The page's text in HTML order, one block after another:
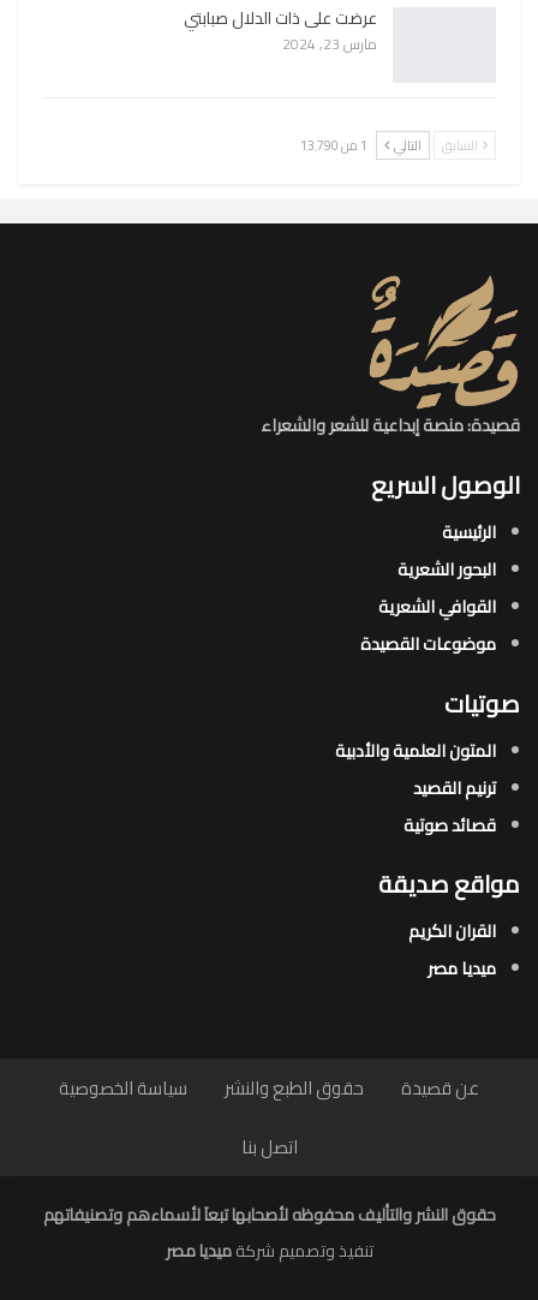
عرضت على ذات الدلال صبابتي
مارس 23, 2024
السابق التالي 1 من 13٬790
قصيدة: منصة إبداعية للشعر والشعراء
الوصول السريع
الرئيسية
البحور الشعرية​
القوافي الشعرية​
موضوعات القصيدة​
صوتيات
المتون العلمية والأدبية
ترنيم القصيد
قصائد صوتية
مواقع صديقة
القران الكريم
ميديا مصر
عن قصيدة حقوق الطبع والنشر
سياسة الخصوصية
اتصل بنا
حقوق النشر والتأليف محفوظه لأصحابها تبعاَ لأسماءهم وتصنيفاتهم
تنفيذ وتصميم شركةميديا مصر